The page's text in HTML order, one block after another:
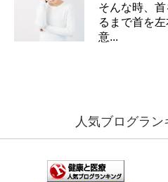
そんな時、
るまで首を
意...
人気ブログラ